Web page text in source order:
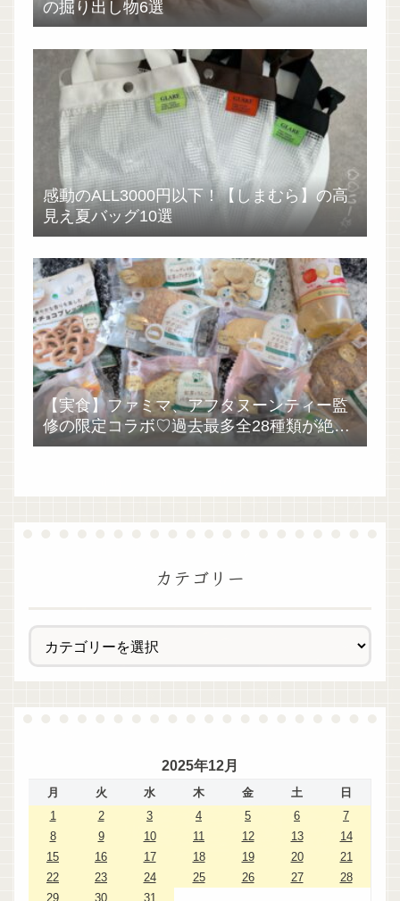
の掘り出し物6選
感動のALL3000円以下！【しまむら】の高
見え夏バッグ10選
【実食】ファミマ、アフタヌーンティー監
修の限定コラボ♡過去最多全28種類が絶品
過ぎた！
カテゴリー
2025年12月
月 火 水 木 金 土
日
1
2 3 4 5 6
7
8
9 10 11 12 13
14
15
16 17 18 19 20
21
22
23 24 25 26 27
28
29
30 31